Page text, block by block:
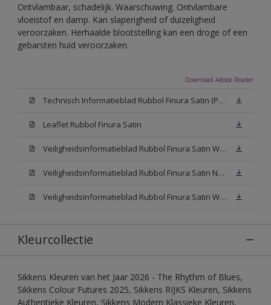
Ontvlambaar, schadelijk. Waarschuwing. Ontvlambare
vloeistof en damp. Kan slaperigheid of duizeligheid
veroorzaken. Herhaalde blootstelling kan een droge of een
gebarsten huid veroorzaken.
Download Adobe Reader
Technisch Informatieblad Rubbol Finura Satin (PDF)
Leaflet Rubbol Finura Satin
Veiligheidsinformatieblad Rubbol Finura Satin W05 (MSDS)
Veiligheidsinformatieblad Rubbol Finura Satin N00 (MSDS)
Veiligheidsinformatieblad Rubbol Finura Satin White (MSDS)
Kleurcollectie
Sikkens Kleuren van het Jaar 2026 - The Rhythm of Blues,
Sikkens Colour Futures 2025, Sikkens RIJKS Kleuren, Sikkens
Authentieke Kleuren, Sikkens Modern Klassieke Kleuren,